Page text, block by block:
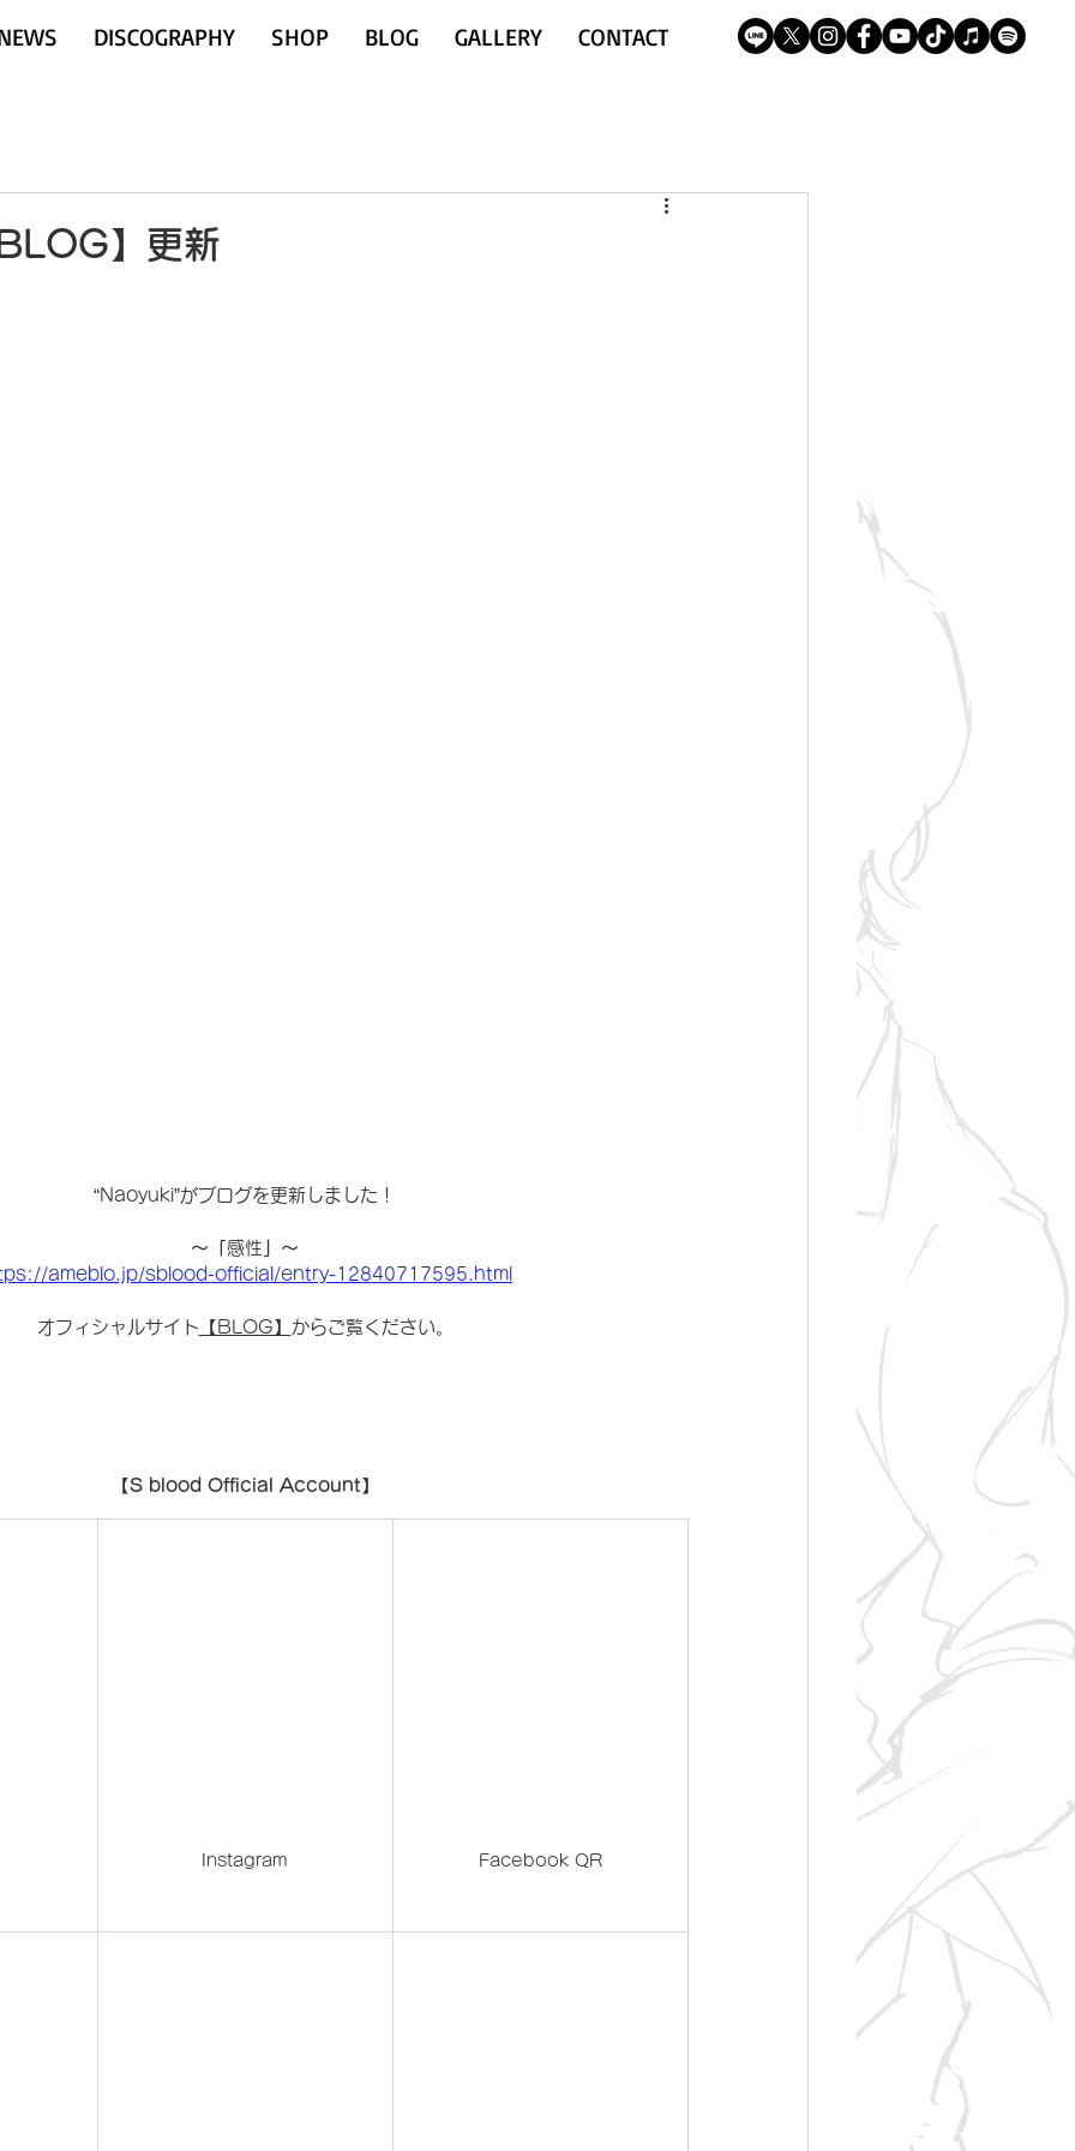
DISCOGRAPHY SHOP BLOG GALLERY CONTACT
】更新
“Naoyuki”がブログを更新しました！
〜「 感性 」〜
ameblo.jp/sblood-official/entry-12840717595.html
オフィシャルサイト 【BLOG】 からご覧ください。
【S blood Official Account】
Instagram Facebook QR